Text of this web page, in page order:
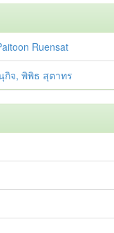
Ruensat
กิจ, พิพิธ สุตาทร